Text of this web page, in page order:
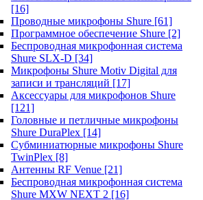
[16]
Проводные микрофоны Shure [61]
Программное обеспечение Shure [2]
Беспроводная микрофонная система
Shure SLX-D [34]
Микрофоны Shure Motiv Digital для
записи и трансляций [17]
Аксессуары для микрофонов Shure
[121]
Головные и петличные микрофоны
Shure DuraPlex [14]
Субминиатюрные микрофоны Shure
TwinPlex [8]
Антенны RF Venue [21]
Беспроводная микрофонная система
Shure MXW NEXT 2 [16]